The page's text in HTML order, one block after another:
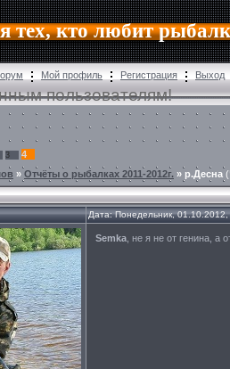
тех, кто любит
Мой профиль Регистрация Выход
пользователям!
3
4
» Отчёты о рыбалках 2011-2012г. » р.Десна
Дата: Понедельник,
Semka , не я не от генина,